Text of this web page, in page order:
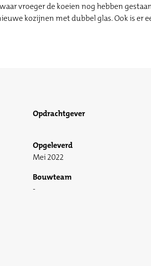
vroeger de koeien nog hebben
kozijnen met dubbel glas. Ook is er
Opdrachtgever
Opgeleverd
Mei 2022
Bouwteam